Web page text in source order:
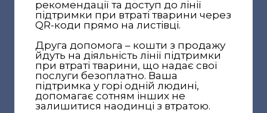
рекомендації та доступ до лінії
підтримки при втраті тварини через
QR-коди прямо на листівці.
Друга допомога – кошти з продажу
йдуть на діяльність лінії підтримки
при втраті тварини, що надає свої
послуги безоплатно. Ваша
підтримка у горі одній людині,
допомагає сотням інших не
залишитися наодинці з втратою.